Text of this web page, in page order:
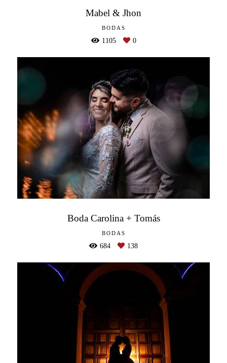
Mabel & Jhon
BODAS
1105 0
Boda Carolina + Tomás
BODAS
684 138